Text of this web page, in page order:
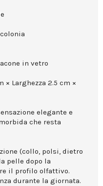
in vetro
× Larghezza 2.5 cm ×
elegante e
che resta
(collo, polsi, dietro
pelle dopo la
il profilo olfattivo.
durante la giornata.